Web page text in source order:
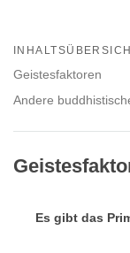
Geistesfaktoren
Andere
Es gibt das